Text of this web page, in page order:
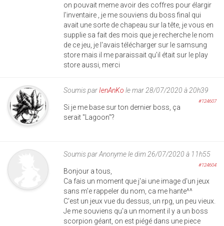
on pouvait meme avoir des coffres pour élargir
l'inventaire , je me souviens du boss final qui
avait une sorte de chapeau sur la tête, je vous en
supplie sa fait des mois que je recherche le nom
de ce jeu, je l'avais télécharger sur le samsung
store mais il me paraissait qu'il était sur le play
store aussi, merci
Soumis par IenAnKo le mar 28/07/2020 à 20h39
#124607
Si je me base sur ton dernier boss, ça
serait "Lagoon"?
Soumis parAnonymele dim 26/07/2020 à 11h55
#124604
Bonjour a tous,
Ca fais un moment que j'ai une image d'un jeux
sans m'e rappeler du nom, ca me hante^^
C'est un jeux vue du dessus, un rpg, un peu vieux.
Je me souviens qu'a un moment il y a un boss
scorpion géant, on est piégé dans une piece